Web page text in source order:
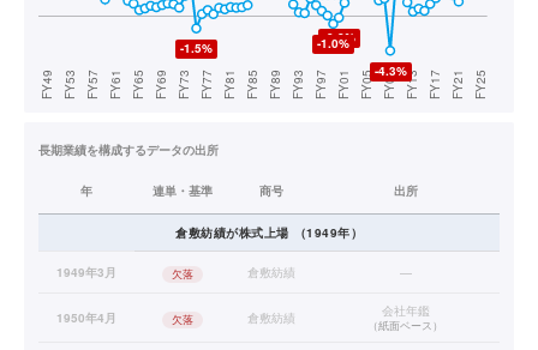
長期業績を構成するデータの出所
年 連単・基準 商号 出所
倉敷紡績が株式上場 （1949年）
1949年3月 欠落 倉敷紡績 —
1950年4月 欠落 倉敷紡績 会社年鑑
（紙面ベース）